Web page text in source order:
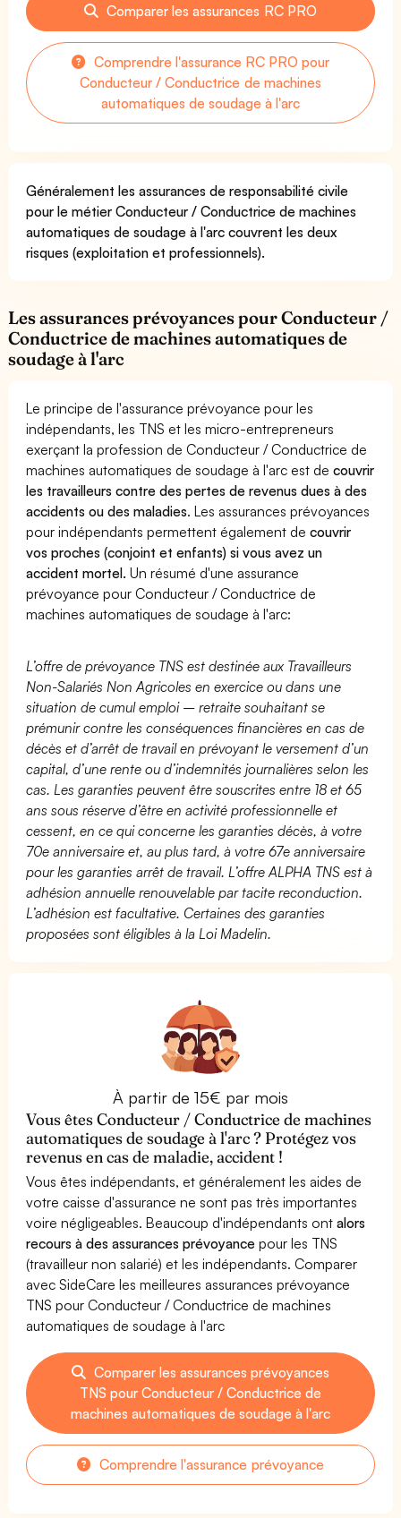
Comparer les assurances RC PRO
Comprendre l'assurance RC PRO pour
Conducteur / Conductrice de machines
automatiques de soudage à l'arc
Généralement les assurances de responsabilité civile
pour le métier Conducteur / Conductrice de machines
automatiques de soudage à l'arc couvrent les deux
risques (exploitation et professionnels).
Les assurances prévoyances pour Conducteur /
Conductrice de machines automatiques de
soudage à l'arc
Le principe de l'assurance prévoyance pour les
indépendants, les TNS et les micro-entrepreneurs
exerçant la profession de Conducteur / Conductrice de
machines automatiques de soudage à l'arc est decouvrir
les travailleurs contre des pertes de revenus dues à des
accidents ou des maladies. Les assurances prévoyances
pour indépendants permettent également decouvrir
vos proches (conjoint et enfants) si vous avez un
accident mortel. Un résumé d'une assurance
prévoyance pour Conducteur / Conductrice de
machines automatiques de soudage à l'arc:
L’offre de prévoyance TNS est destinée aux Travailleurs
Non-Salariés Non Agricoles en exercice ou dans une
situation de cumul emploi – retraite souhaitant se
prémunir contre les conséquences financières en cas de
décès et d’arrêt de travail en prévoyant le versement d’un
capital, d’une rente ou d’indemnités journalières selon les
cas. Les garanties peuvent être souscrites entre 18 et 65
ans sous réserve d’être en activité professionnelle et
cessent, en ce qui concerne les garanties décès, à votre
70e anniversaire et, au plus tard, à votre 67e anniversaire
pour les garanties arrêt de travail. L’offre ALPHA TNS est à
adhésion annuelle renouvelable par tacite reconduction.
L’adhésion est facultative. Certaines des garanties
proposées sont éligibles à la Loi Madelin.
À partir de 15€ par mois
Vous êtes Conducteur / Conductrice de machines
automatiques de soudage à l'arc ? Protégez vos
revenus en cas de maladie, accident !
Vous êtes indépendants, et généralement les aides de
votre caisse d'assurance ne sont pas très importantes
voire négligeables. Beaucoup d'indépendants ontalors
recours à des assurances prévoyance pour les TNS
(travailleur non salarié) et les indépendants. Comparer
avec SideCare les meilleures assurances prévoyance
TNS pour Conducteur / Conductrice de machines
automatiques de soudage à l'arc
Comparer les assurances prévoyances
TNS pour Conducteur / Conductrice de
machines automatiques de soudage à l'arc
Comprendre l'assurance prévoyance